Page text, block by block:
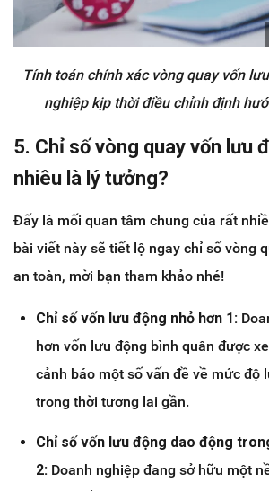
Tính toán chính xác vòng quay vốn
nghiệp kịp thời điều chỉnh định
5. Chỉ số vòng quay vốn lưu
nhiêu là lý tưởng?
Đấy là mối quan tâm chung của rất
bài viết này sẽ tiết lộ ngay chỉ số vòng
an toàn, mời bạn tham khảo nhé!
Chỉ số vốn lưu động nhỏ hơn 1:
hơn vốn lưu động bình quân được
cảnh báo một số vấn đề về mức độ
trong thời tương lai gần.
Chỉ số vốn lưu động dao động
2: Doanh nghiệp đang sở hữu một